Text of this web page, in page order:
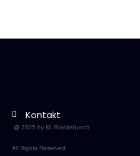
Kontakt
@ 2025 by M. Brackebusch
All Rights Reserved.